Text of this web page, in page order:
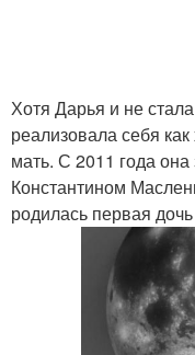
Хотя Дарья и не
реализовала себя
мать. С 2011 года
Константином
родилась первая